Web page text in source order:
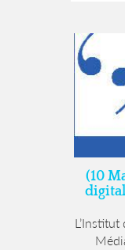
(10
L’Institut